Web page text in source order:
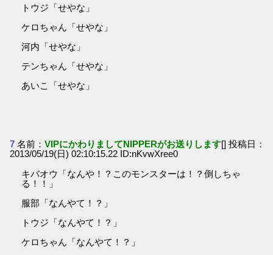
トウジ「せやな」
ケロちゃん「せやな」
河内「せやな」
テンちゃん「せやな」
あいこ「せやな」
7 名前：VIPにかわりましてNIPPERがお送りします[] 投稿日：
2013/05/19(日) 02:10:15.22 ID:nKvwXree0
キバオウ「なんや！？このモンスターは！？倒しちゃ
る！！」
服部「なんやて！？」
トウジ「なんやて！？」
ケロちゃん「なんやて！？」